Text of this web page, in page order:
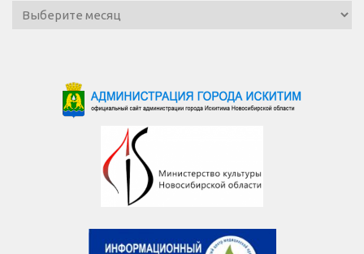
Архив
новостей